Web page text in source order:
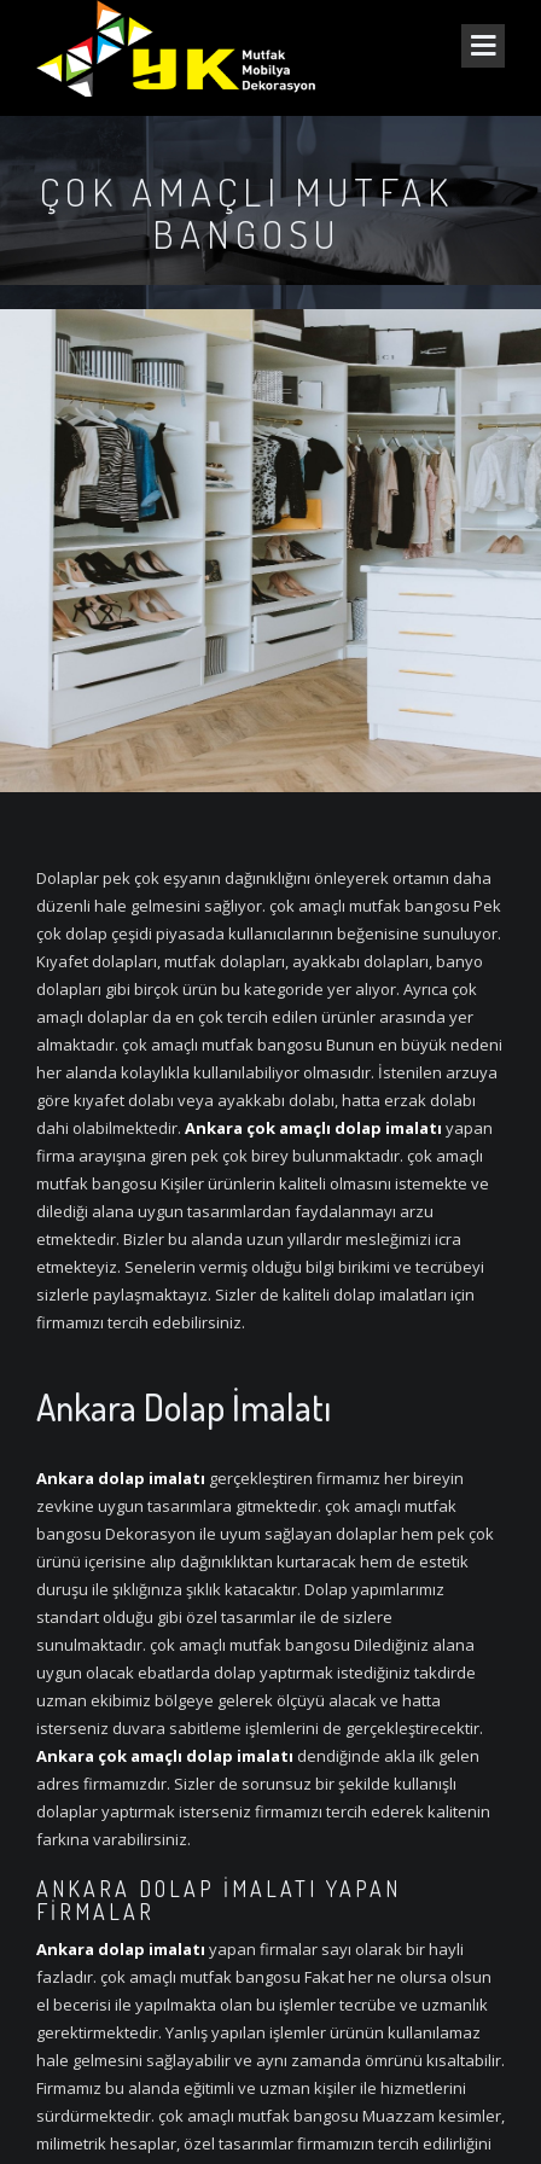
ÇOK AMAÇLI MUTFAK
BANGOSU
Dolaplar pek çok eşyanın dağınıklığını önleyerek ortamın daha
düzenli hale gelmesini sağlıyor. çok amaçlı mutfak bangosu Pek
çok dolap çeşidi piyasada kullanıcılarının beğenisine sunuluyor.
Kıyafet dolapları, mutfak dolapları, ayakkabı dolapları, banyo
dolapları gibi birçok ürün bu kategoride yer alıyor. Ayrıca çok
amaçlı dolaplar da en çok tercih edilen ürünler arasında yer
almaktadır. çok amaçlı mutfak bangosu Bunun en büyük nedeni
her alanda kolaylıkla kullanılabiliyor olmasıdır. İstenilen arzuya
göre kıyafet dolabı veya ayakkabı dolabı, hatta erzak dolabı
dahi olabilmektedir. Ankara çok amaçlı dolap imalatı yapan
firma arayışına giren pek çok birey bulunmaktadır. çok amaçlı
mutfak bangosu Kişiler ürünlerin kaliteli olmasını istemekte ve
dilediği alana uygun tasarımlardan faydalanmayı arzu
etmektedir. Bizler bu alanda uzun yıllardır mesleğimizi icra
etmekteyiz. Senelerin vermiş olduğu bilgi birikimi ve tecrübeyi
sizlerle paylaşmaktayız. Sizler de kaliteli dolap imalatları için
firmamızı tercih edebilirsiniz.
Ankara Dolap İmalatı
Ankara dolap imalatı gerçekleştiren firmamız her bireyin
zevkine uygun tasarımlara gitmektedir. çok amaçlı mutfak
bangosu Dekorasyon ile uyum sağlayan dolaplar hem pek çok
ürünü içerisine alıp dağınıklıktan kurtaracak hem de estetik
duruşu ile şıklığınıza şıklık katacaktır. Dolap yapımlarımız
standart olduğu gibi özel tasarımlar ile de sizlere
sunulmaktadır. çok amaçlı mutfak bangosu Dilediğiniz alana
uygun olacak ebatlarda dolap yaptırmak istediğiniz takdirde
uzman ekibimiz bölgeye gelerek ölçüyü alacak ve hatta
isterseniz duvara sabitleme işlemlerini de gerçekleştirecektir.
Ankara çok amaçlı dolap imalatı dendiğinde akla ilk gelen
adres firmamızdır. Sizler de sorunsuz bir şekilde kullanışlı
dolaplar yaptırmak isterseniz firmamızı tercih ederek kalitenin
farkına varabilirsiniz.
ANKARA DOLAP İMALATI YAPAN
FIRMALAR
Ankara dolap imalatı yapan firmalar sayı olarak bir hayli
fazladır. çok amaçlı mutfak bangosu Fakat her ne olursa olsun
el becerisi ile yapılmakta olan bu işlemler tecrübe ve uzmanlık
gerektirmektedir. Yanlış yapılan işlemler ürünün kullanılamaz
hale gelmesini sağlayabilir ve aynı zamanda ömrünü kısaltabilir.
Firmamız bu alanda eğitimli ve uzman kişiler ile hizmetlerini
sürdürmektedir. çok amaçlı mutfak bangosu Muazzam kesimler,
milimetrik hesaplar, özel tasarımlar firmamızın tercih edilirliğini